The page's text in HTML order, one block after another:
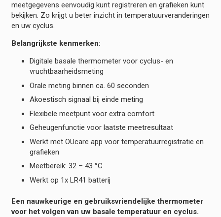
meetgegevens eenvoudig kunt registreren en grafieken kunt
bekijken. Zo krijgt u beter inzicht in temperatuurveranderingen
en uw cyclus.
Belangrijkste kenmerken:
Digitale basale thermometer voor cyclus- en
vruchtbaarheidsmeting
Orale meting binnen ca. 60 seconden
Akoestisch signaal bij einde meting
Flexibele meetpunt voor extra comfort
Geheugenfunctie voor laatste meetresultaat
Werkt met OUcare app voor temperatuurregistratie en
grafieken
Meetbereik: 32 – 43 °C
Werkt op 1x LR41 batterij
Een nauwkeurige en gebruiksvriendelijke thermometer
voor het volgen van uw basale temperatuur en cyclus.